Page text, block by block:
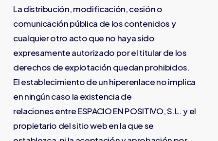
La distribución, modificación, cesión o
comunicación pública de los contenidos y
cualquier otro acto que no haya sido
expresamente autorizado por el titular de los
derechos de explotación quedan prohibidos.
El establecimiento de un hiperenlace no implica
en ningún caso la existencia de
relaciones entre ESPACIO EN POSITIVO, S.L. y el
propietario del sitio web en la que se